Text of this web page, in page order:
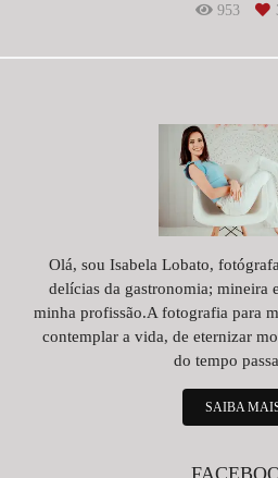
953
Olá, sou Isabela Lobato,
delícias da gastronomia; mineira
minha profissão.A fotografia para
contemplar a vida, de eternizar
do tempo
SAIBA